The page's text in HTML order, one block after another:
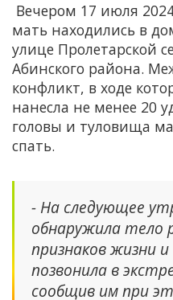
Вечером 17 июля
мать находились в
улице Пролетарской
Абинского района.
конфликт, в ходе
нанесла не менее 20
головы и туловища
спать.
- На следующее
обнаружила тело
признаков жизни
позвонила в
сообщив им при